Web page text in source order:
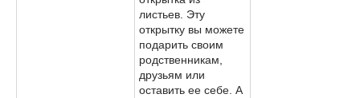
листьев. Эту
открытку вы можете
подарить своим
родственникам,
друзьям или
оставить ее себе. А